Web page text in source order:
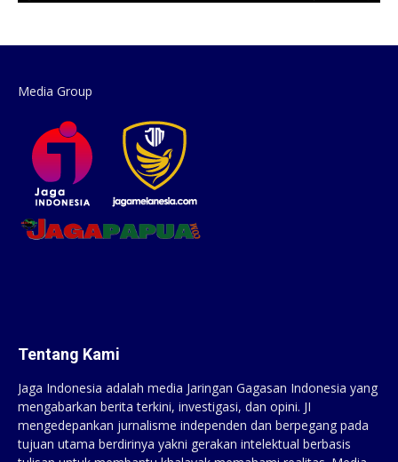
Media Group
Tentang Kami
Jaga Indonesia adalah media Jaringan Gagasan Indonesia yang
mengabarkan berita terkini, investigasi, dan opini. JI
mengedepankan jurnalisme independen dan berpegang pada
tujuan utama berdirinya yakni gerakan intelektual berbasis